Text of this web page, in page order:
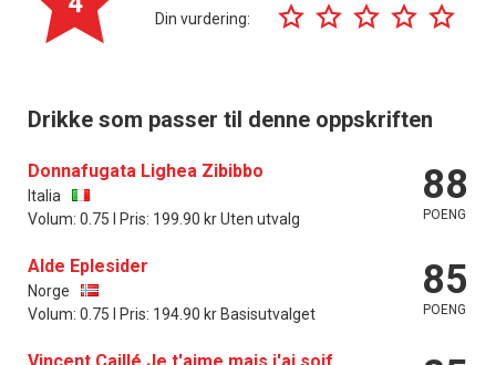
Din vurdering:
Drikke som passer til denne oppskriften
Donnafugata Lighea Zibibbo
Italia
Volum: 0.75 l Pris: 199.90 kr Uten utvalg
88
POENG
Alde Eplesider
Norge
Volum: 0.75 l Pris: 194.90 kr Basisutvalget
85
POENG